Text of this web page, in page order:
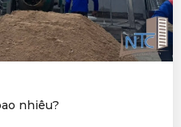
nhiêu?